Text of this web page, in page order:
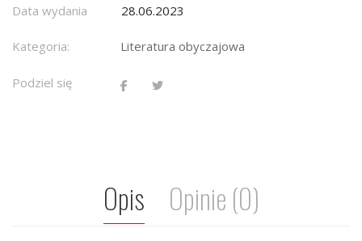
Data wydania 28.06.2023
Kategoria: Literatura obyczajowa
Podziel się
Opis Opinie (0)